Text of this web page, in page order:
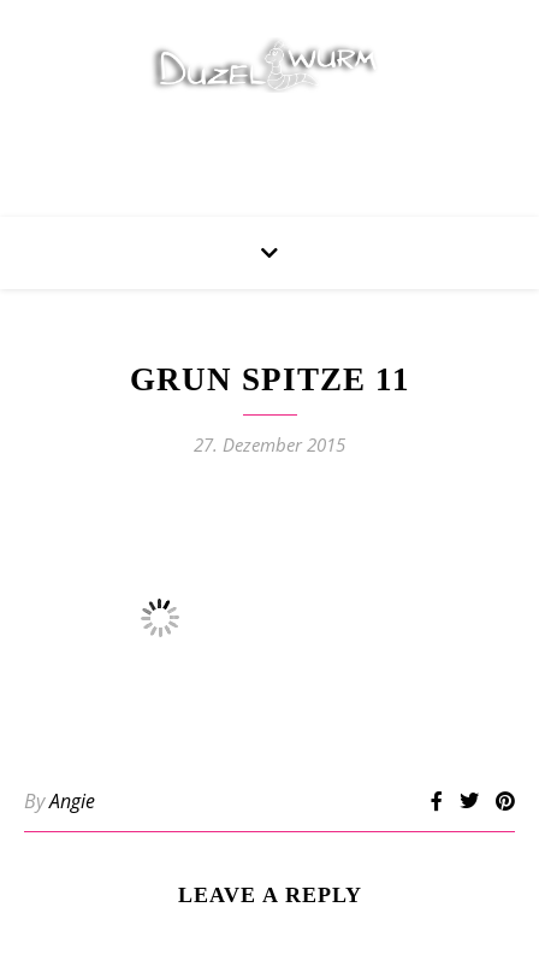
GRUN SPITZE 11
27. Dezember 2015
ByAngie
LEAVE A REPLY